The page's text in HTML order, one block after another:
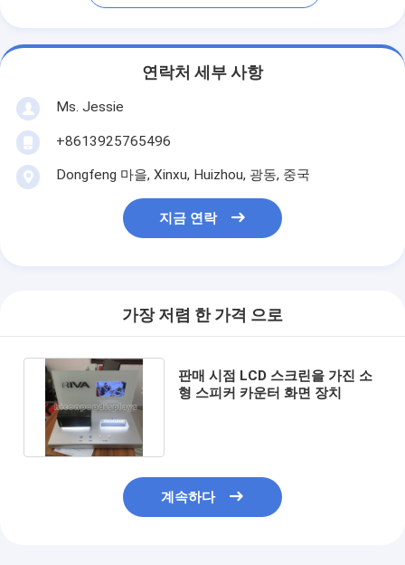
연락처 세부 사항
Ms. Jessie
+8613925765496
Dongfeng 마을, Xinxu, Huizhou, 광동, 중국
지금 연락
가장 저렴 한 가격 으로
판매 시점 LCD 스크린을 가진 소
형 스피커 카운터 화면 장치
계속하다